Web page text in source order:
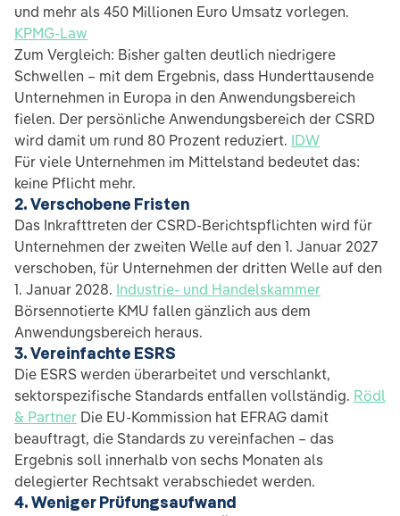
und mehr als 450 Millionen Euro Umsatz vorlegen.
KPMG-Law
Zum Vergleich: Bisher galten deutlich niedrigere
Schwellen – mit dem Ergebnis, dass Hunderttausende
Unternehmen in Europa in den Anwendungsbereich
fielen. Der persönliche Anwendungsbereich der CSRD
wird damit um rund 80 Prozent reduziert. IDW
Für viele Unternehmen im Mittelstand bedeutet das:
keine Pflicht mehr.
2. Verschobene Fristen
Das Inkrafttreten der CSRD-Berichtspflichten wird für
Unternehmen der zweiten Welle auf den 1. Januar 2027
verschoben, für Unternehmen der dritten Welle auf den
1. Januar 2028. Industrie- und Handelskammer
Börsennotierte KMU fallen gänzlich aus dem
Anwendungsbereich heraus.
3. Vereinfachte ESRS
Die ESRS werden überarbeitet und verschlankt,
sektorspezifische Standards entfallen vollständig. Rödl
& Partner Die EU-Kommission hat EFRAG damit
beauftragt, die Standards zu vereinfachen – das
Ergebnis soll innerhalb von sechs Monaten als
delegierter Rechtsakt verabschiedet werden.
4. Weniger Prüfungsaufwand